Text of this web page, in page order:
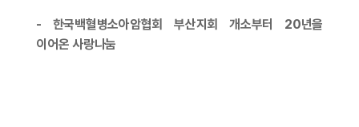
- 한국백혈병소아암협회 부산지회 개소부터 20년을
이어온 사랑나눔